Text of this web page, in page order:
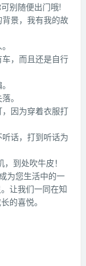
别随便出门哦!
景，我有我的故
，而且还是自行
。
因为穿着衣服打
话，打到听话为
到处吹牛皮！
为您生活中的一
让我们一同在知
的喜悦。